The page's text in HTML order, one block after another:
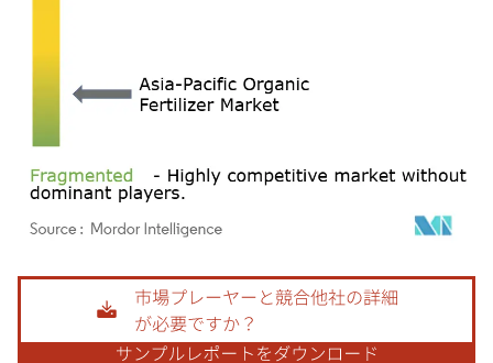
画像 © Mordor Intelligence。再利用にはCC BY 4.0の表示が必要です。